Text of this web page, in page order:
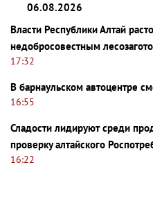
06.08.2026
Власти Республики Алтай
недобросовестным
17:32
В барнаульском автоцентре
16:55
Сладости лидируют среди
проверку алтайского
16:22